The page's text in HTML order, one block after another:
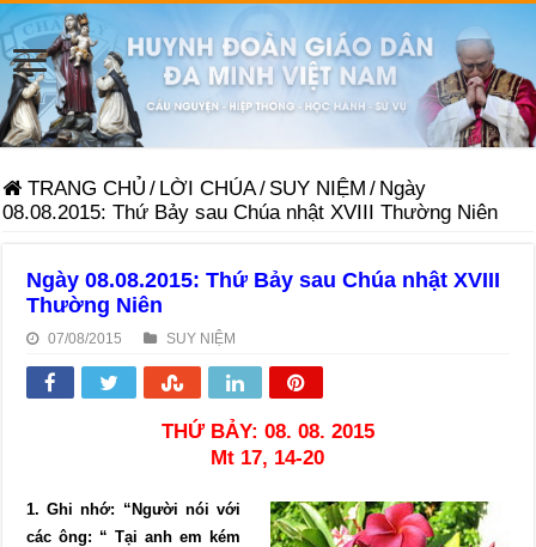
TRANG CHỦ / LỜI CHÚA/ SUY NIỆM / Ngày
08.08.2015: Thứ Bảy sau Chúa nhật XVIII Thường Niên
Ngày 08.08.2015: Thứ Bảy sau Chúa nhật XVIII
Thường Niên
07/08/2015 SUY NIỆM
THỨ BẢY: 08. 08. 2015
Mt 17, 14-20
1. Ghi nhớ: “Người nói với
các ông: “ Tại anh em kém